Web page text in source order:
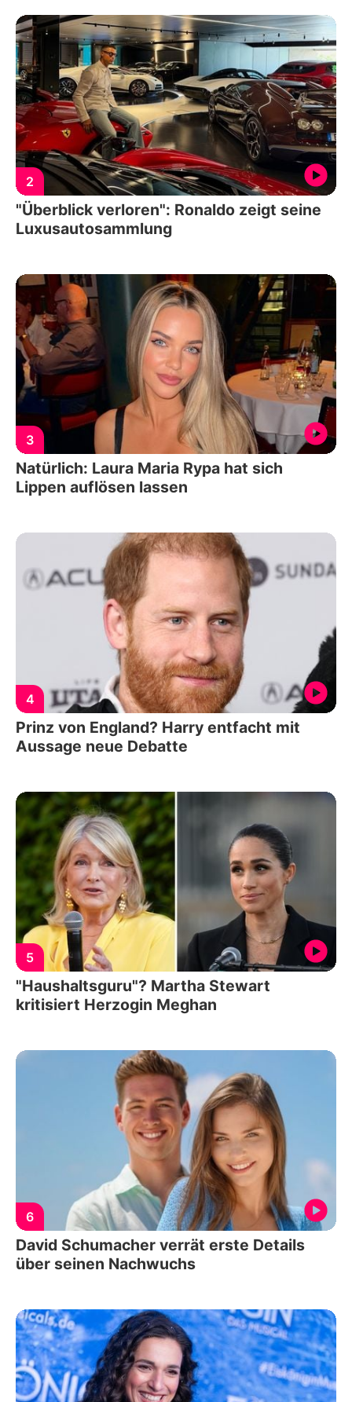
2
"Überblick verloren": Ronaldo zeigt seine
Luxusautosammlung
3
Natürlich: Laura Maria Rypa hat sich
Lippen auflösen lassen
4
Prinz von England? Harry entfacht mit
Aussage neue Debatte
5
"Haushaltsguru"? Martha Stewart
kritisiert Herzogin Meghan
6
David Schumacher verrät erste Details
über seinen Nachwuchs